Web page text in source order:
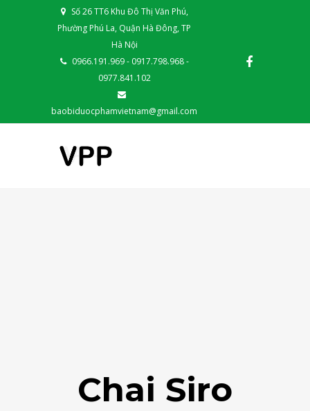
Số 26 TT6 Khu Đô Thị Văn Phú,
Phường Phú La, Quận Hà Đông, TP
Hà Nội
0966.191.969 - 0917.798.968 -
0977.841.102
baobiduocphamvietnam@gmail.com
Chai Siro